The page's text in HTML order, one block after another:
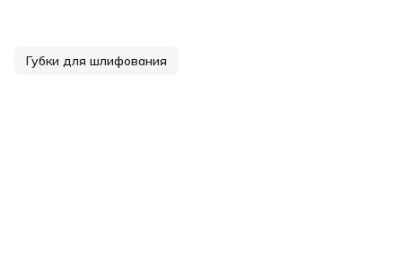
Губки для шлифования